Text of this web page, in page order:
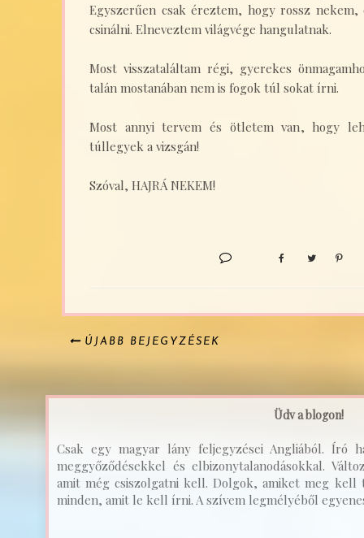
Egyszerűen csak éreztem, hogy rossz
csinálni. Elneveztem világvége hangulatnak.
Most visszataláltam régi, gyerekes
talán mostanában nem is fogok túl sokat írni.
Most annyi tervem és ötletem van, hogy
túllegyek a vizsgán!
Szóval, HAJRÁ NEKEM!
ÚJABB BEJEGYZÉSEK
Üdv a blogon!
Csak egy magyar lány feljegyzései Angliából. Író
meggyőződésekkel és elbizonytalanodásokkal.
amit még csiszolgatni kell. Dolgok, amiket meg
minden, amit le kell írni. A szívem legmélyéből